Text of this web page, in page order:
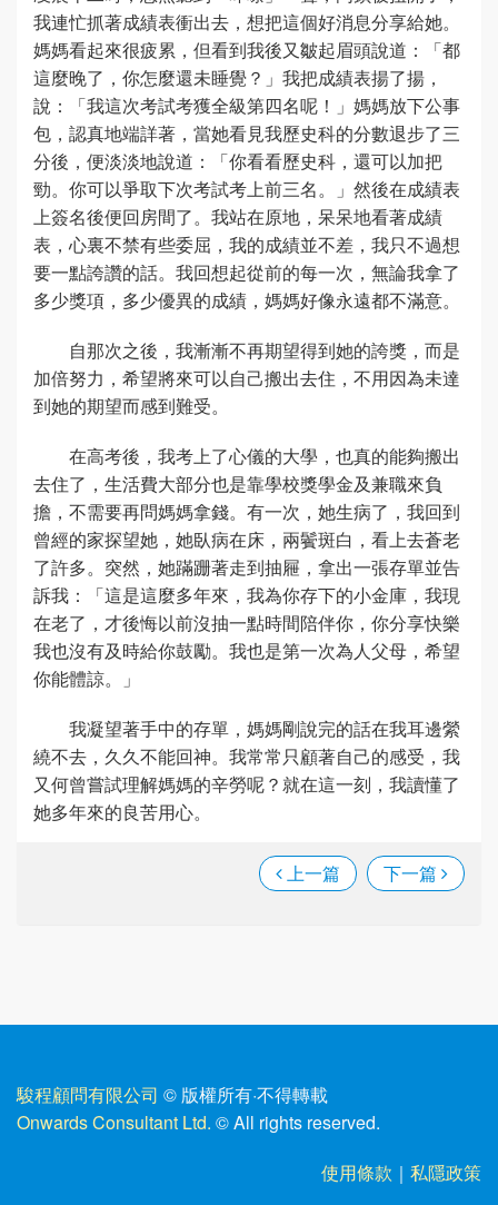
我連忙抓著成績表衝出去，想把這個好消息分享給她。
媽媽看起來很疲累，但看到我後又皺起眉頭說道：「都
這麼晚了，你怎麼還未睡覺？」我把成績表揚了揚，
說：「我這次考試考獲全級第四名呢！」媽媽放下公事
包，認真地端詳著，當她看見我歷史科的分數退步了三
分後，便淡淡地說道：「你看看歷史科，還可以加把
勁。你可以爭取下次考試考上前三名。」然後在成績表
上簽名後便回房間了。我站在原地，呆呆地看著成績
表，心裏不禁有些委屈，我的成績並不差，我只不過想
要一點誇讚的話。我回想起從前的每一次，無論我拿了
多少獎項，多少優異的成績，媽媽好像永遠都不滿意。
自那次之後，我漸漸不再期望得到她的誇獎，而是
加倍努力，希望將來可以自己搬出去住，不用因為未達
到她的期望而感到難受。
在高考後，我考上了心儀的大學，也真的能夠搬出
去住了，生活費大部分也是靠學校獎學金及兼職來負
擔，不需要再問媽媽拿錢。有一次，她生病了，我回到
曾經的家探望她，她臥病在床，兩鬢斑白，看上去蒼老
了許多。突然，她蹣跚著走到抽屜，拿出一張存單並告
訴我：「這是這麼多年來，我為你存下的小金庫，我現
在老了，才後悔以前沒抽一點時間陪伴你，你分享快樂
我也沒有及時給你鼓勵。我也是第一次為人父母，希望
你能體諒。」
我凝望著手中的存單，媽媽剛說完的話在我耳邊縈
繞不去，久久不能回神。我常常只顧著自己的感受，我
又何曾嘗試理解媽媽的辛勞呢？就在這一刻，我讀懂了
她多年來的良苦用心。
上一篇 下一篇
駿程顧問有限公司 © 版權所有·不得轉載
Onwards Consultant Ltd. © All rights reserved.
使用條款 ｜ 私隱政策